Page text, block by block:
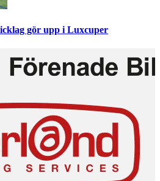
gör upp i Luxcuper